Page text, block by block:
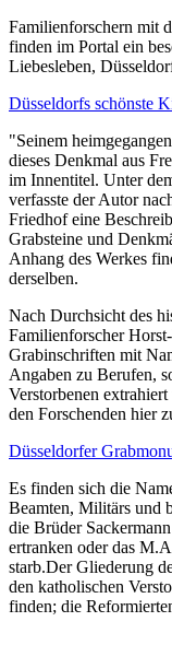
Familienforschern mit
finden im Portal ein
Liebesleben,
Düsseldorfs schönste
"Seinem
dieses Denkmal aus
im Innentitel. Unter
verfasste der Autor
Friedhof eine
Grabsteine und
Anhang des Werkes
derselben.
Nach Durchsicht des
Familienforscher
Grabinschriften mit
Angaben zu Berufen,
Verstorbenen
den Forschenden hier
Düsseldorfer
Es finden sich die
Beamten, Militärs und
die Brüder
ertranken oder das
starb.Der Gliederung
den katholischen
finden; die